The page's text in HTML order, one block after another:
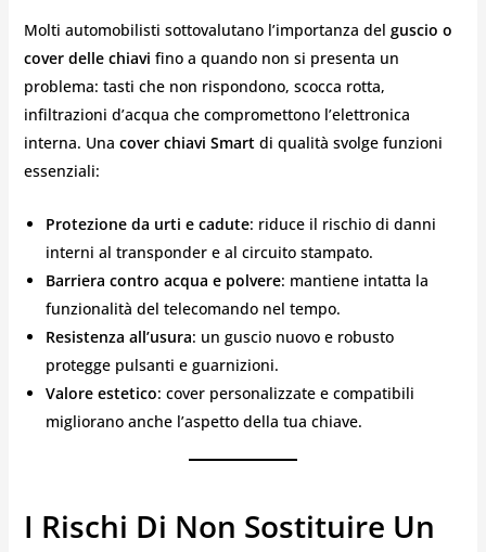
Molti automobilisti sottovalutano l’importanza del guscio o
cover delle chiavi fino a quando non si presenta un
problema: tasti che non rispondono, scocca rotta,
infiltrazioni d’acqua che compromettono l’elettronica
interna. Una cover chiavi Smartdi qualità svolge funzioni
essenziali:
Protezione da urti e cadute: riduce il rischio di danni
interni al transponder e al circuito stampato.
Barriera contro acqua e polvere: mantiene intatta la
funzionalità del telecomando nel tempo.
Resistenza all’usura: un guscio nuovo e robusto
protegge pulsanti e guarnizioni.
Valore estetico: cover personalizzate e compatibili
migliorano anche l’aspetto della tua chiave.
I Rischi Di Non Sostituire Un